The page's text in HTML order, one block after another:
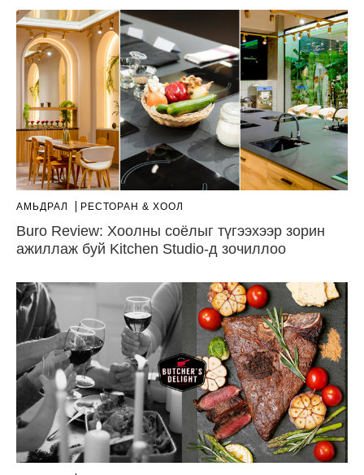
АМЬДРАЛ РЕСТОРАН & ХООЛ
Buro Review: Хоолны соёлыг түгээхээр зорин
ажиллаж буй Kitchen Studio-д зочиллоо